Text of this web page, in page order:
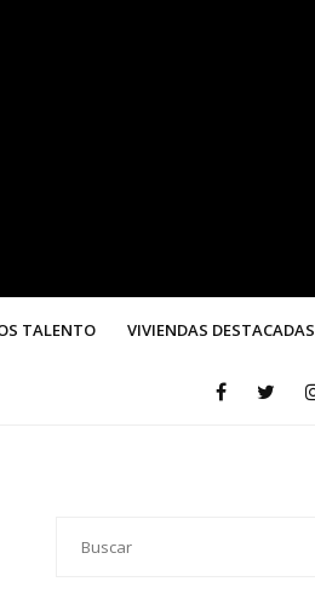
TALENTO VIVIENDAS DESTACADAS